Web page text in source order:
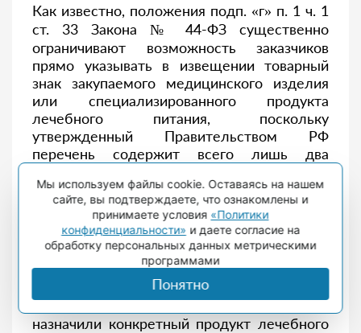
Как известно, положения подп. «г» п. 1 ч. 1
ст. 33 Закона № 44-ФЗ существенно
ограничивают возможность заказчиков
прямо указывать в извещении товарный
знак закупаемого медицинского изделия
или специализированного продукта
лечебного питания, поскольку
утвержденный Правительством РФ
перечень содержит всего лишь два
При этом по решению ВК в соответствии
с ч. 15 ст. 37 Закона № 323-ФЗ могут быть
назначены любые медицинские изделия
и специализированные продукты
лечебного питания, что создает
Как действовать заказчику, если пациенту
назначили конкретный продукт лечебного
Мы используем файлы cookie. Оставаясь на нашем
сайте, вы подтверждаете, что ознакомлены и
принимаете условия «Политики
конфиденциальности» и даете согласие на
обработку персональных данных метрическими
программами
Понятно